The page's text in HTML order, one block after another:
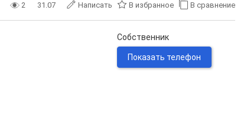
2 31.07 Написать В избранное В сравнение
Собственник
Показать телефон